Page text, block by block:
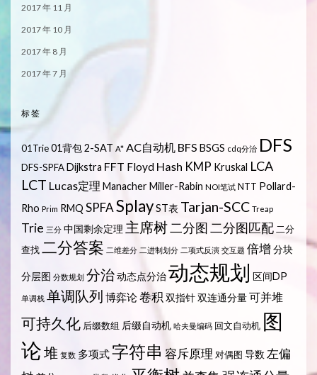
2017 年 11 月
2017 年 10 月
2017 年 8 月
2017 年 7 月
标签
01Trie01背包2-SAT A* AC自动机 BFS BSGS cdq分治 DFS
DFS-SPFADijkstra FFT Floyd Hash KMP Kruskal LCA
LCT Lucas定理 ManacherMiller-Rabin NOI笔试 NTT Pollard-
Rho Prim RMQ SPFASplayST表 Tarjan-SCC Treap
Trie 三分 中国剩余定理 主席树二分图 二分图匹配二分
查找二分答案 二维差分 二进制划分 二项式反演 交互题 倍增 分块
分层图 分数规划 分治动态点分治动态规划 区间DP
单调栈 单调队列 博弈论卷积 双指针双连通分量可并堆
可持久化 后缀数组 后缀自动机 哈夫曼编码 回文自动机 图
论堆 复数 多项式字符串 容斥原理 对偶图 导数 左偏